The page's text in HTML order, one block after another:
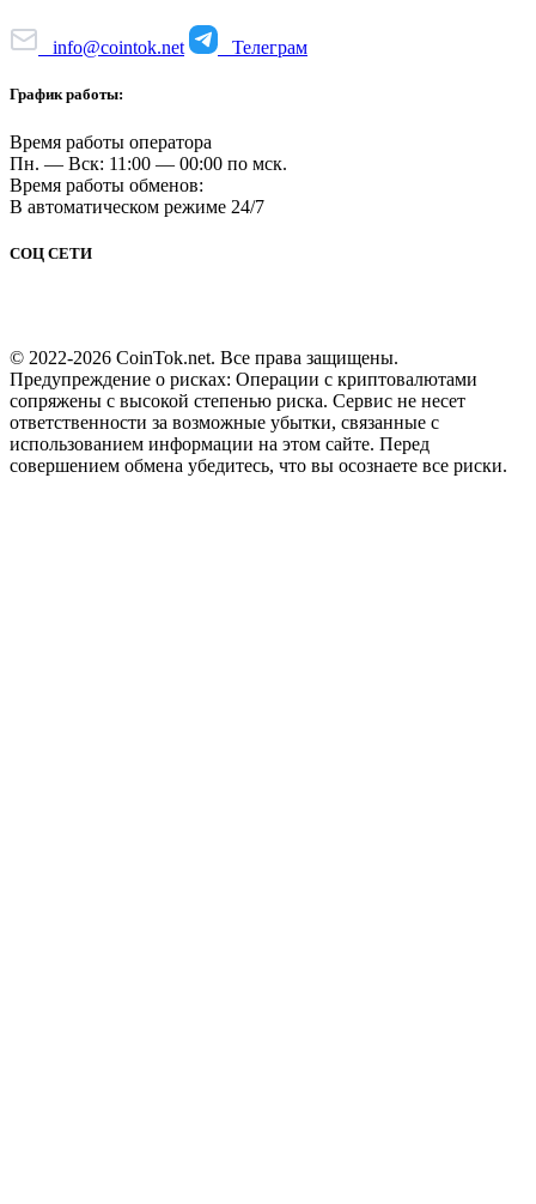
info@cointok.net Телеграм
График работы:
Время работы оператора
Пн. — Вск: 11:00 — 00:00 по мск.
Время работы обменов:
В автоматическом режиме 24/7
СОЦ СЕТИ
© 2022-2026 CoinTok.net. Все права защищены.
Предупреждение о рисках: Операции с криптовалютами
сопряжены с высокой степенью риска. Сервис не несет
ответственности за возможные убытки, связанные с
использованием информации на этом сайте. Перед
совершением обмена убедитесь, что вы осознаете все риски.